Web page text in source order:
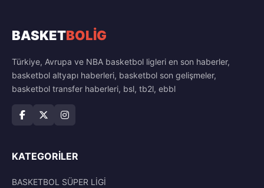
BASKETBOLİG
Türkiye, Avrupa ve NBA basketbol ligleri en son haberler,
basketbol altyapı haberleri, basketbol son gelişmeler,
basketbol transfer haberleri, bsl, tb2l, ebbl
KATEGORILER
BASKETBOL SÜPER LİGİ